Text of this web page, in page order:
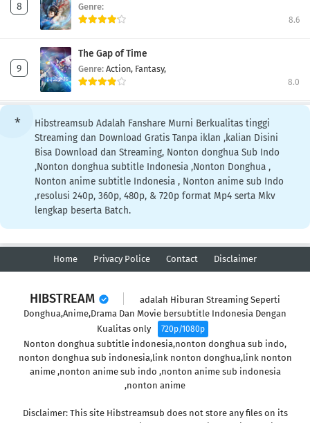
Genre:
8.6
The Gap of Time
Genre: Action, Fantasy,
8.0
Hibstreamsub Adalah Fanshare Murni Berkualitas tinggi
Streaming dan Download Gratis Tanpa iklan ,kalian Disini
Bisa Download dan Streaming, Nonton donghua Sub Indo
,Nonton donghua subtitle Indonesia ,Nonton Donghua ,
Nonton anime subtitle Indonesia , Nonton anime sub Indo
,resolusi 240p, 360p, 480p, & 720p format Mp4 serta Mkv
lengkap beserta Batch.
Home Privacy Police Contact Disclaimer
HIBSTREAM
adalah Hiburan Streaming Seperti
Donghua,Anime,Drama Dan Movie bersubtitle Indonesia Dengan
Kualitas only
720p/1080p
Nonton donghua subtitle indonesia,nonton donghua sub indo,
nonton donghua sub indonesia,link nonton donghua,link nonton
anime ,nonton anime sub indo ,nonton anime sub indonesia
,nonton anime
Disclaimer: This site Hibstreamsub does not store any files on its